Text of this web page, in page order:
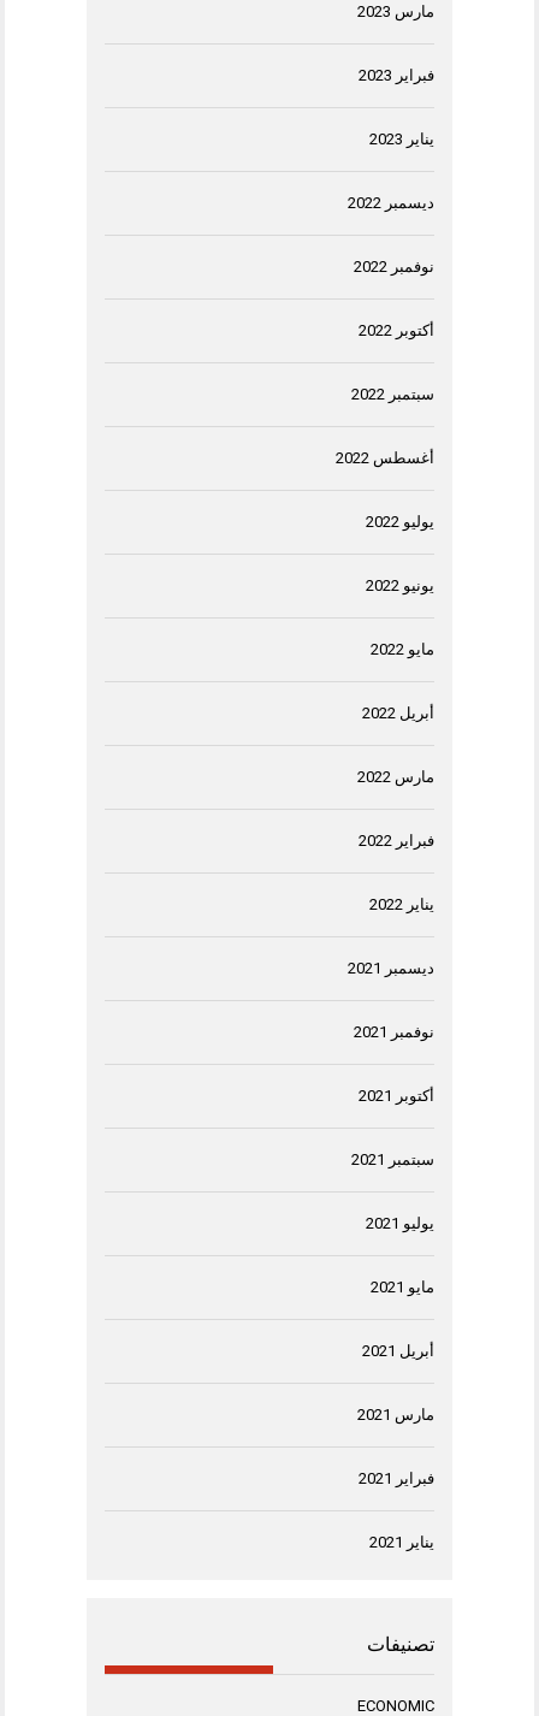
مارس 2023
فبراير 2023
يناير 2023
ديسمبر 2022
نوفمبر 2022
أكتوبر 2022
سبتمبر 2022
أغسطس 2022
يوليو 2022
يونيو 2022
مايو 2022
أبريل 2022
مارس 2022
فبراير 2022
يناير 2022
ديسمبر 2021
نوفمبر 2021
أكتوبر 2021
سبتمبر 2021
يوليو 2021
مايو 2021
أبريل 2021
مارس 2021
فبراير 2021
يناير 2021
تصنيفات
ECONOMIC